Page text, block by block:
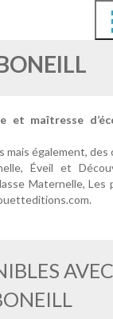
et maîtresse
également, des
Éveil et
Maternelle,
AVEC